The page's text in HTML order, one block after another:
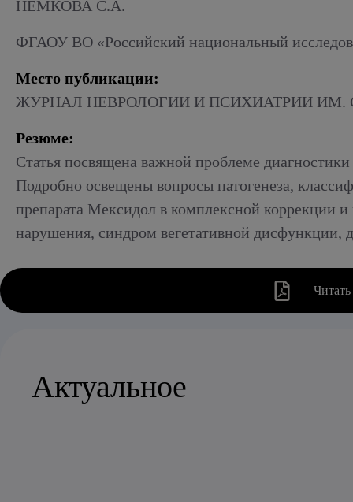
НЕМКОВА С.А.
ФГАОУ ВО «Российский национальный
Место публикации:
ЖУРНАЛ НЕВРОЛОГИИ И ПСИХИАТРИИ ИМ.
Резюме:
Статья посвящена важной проблеме
Подробно освещены вопросы патогенеза,
препарата Мексидол в комплексной коррекции
нарушения, синдром вегетативной дисфункции,
Читать
Актуальное